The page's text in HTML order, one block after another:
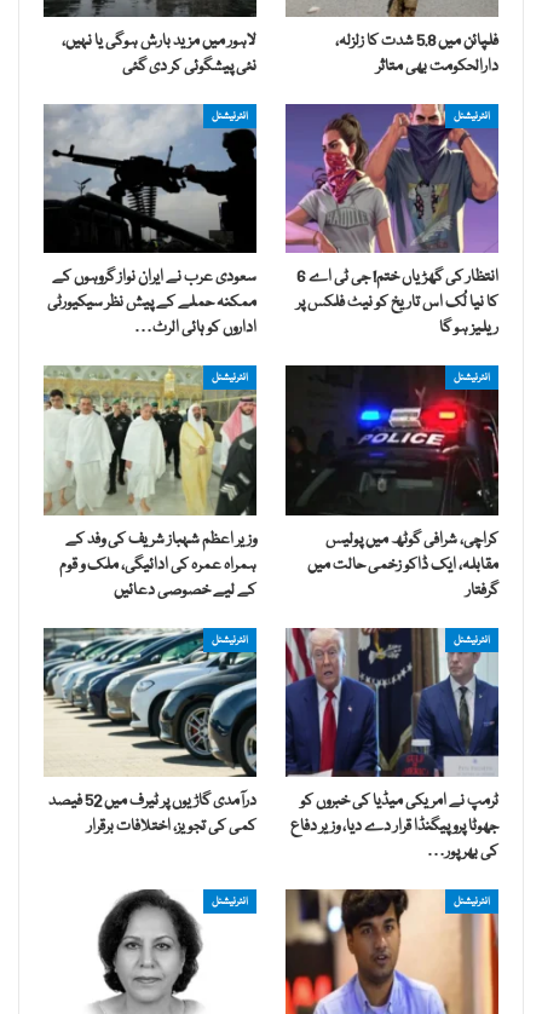
فلپائن میں 5.8 شدت کا زلزلہ،
دارالحکومت بھی متاثر
لاہور میں مزید بارش ہوگی یا نہیں،
نئی پیشگوئی کر دی گئی
انٹرنیشنل
انتظار کی گھڑیاں ختم! جی ٹی اے 6
کا نیا لُک اس تاریخ کو نیٹ فلکس پر
ریلیز ہو گا
انٹرنیشنل
سعودی عرب نے ایران نواز گروہوں کے
ممکنہ حملے کے پیش نظر سیکیورٹی
اداروں کو ہائی الرٹ…
انٹرنیشنل
کراچی، شرافی گوٹھ میں پولیس
مقابلہ، ایک ڈاکو زخمی حالت میں
گرفتار
انٹرنیشنل
وزیر اعظم شہباز شریف کی وفد کے
ہمراہ عمرہ کی ادائیگی، ملک و قوم
کے لیے خصوصی دعائیں
انٹرنیشنل
ٹرمپ نے امریکی میڈیا کی خبروں کو
جھوٹا پروپیگنڈا قرار دے دیا، وزیر دفاع
کی بھرپور…
انٹرنیشنل
درآمدی گاڑیوں پر ٹیرف میں 52 فیصد
کمی کی تجویز، اختلافات برقرار
انٹرنیشنل انٹرنیشنل